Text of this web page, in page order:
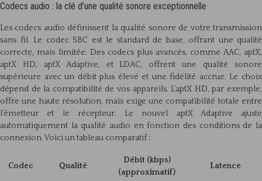
Codecs audio : la clé d’une qualité sonore exceptionnelle
Les codecs audio définissent la qualité sonore de votre transmission
sans fil. Le codec SBC est le standard de base, offrant une qualité
correcte, mais limitée. Des codecs plus avancés, comme AAC, aptX,
aptX HD, aptX Adaptive, et LDAC, offrent une qualité sonore
supérieure avec un débit plus élevé et une fidélité accrue. Le choix
dépend de la compatibilité de vos appareils. L’aptX HD, par exemple,
offre une haute résolution, mais exige une compatibilité totale entre
l’émetteur et le récepteur. Le nouvel aptX Adaptive ajuste
automatiquement la qualité audio en fonction des conditions de la
connexion. Voici un tableau comparatif :
Codec Qualité
Débit (kbps)
(approximatif)
Latence